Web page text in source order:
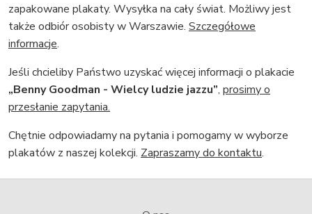
zapakowane plakaty. Wysyłka na cały świat. Możliwy jest
także odbiór osobisty w Warszawie. Szczegółowe
informacje.
Jeśli chcieliby Państwo uzyskać więcej informacji o plakacie
„Benny Goodman - Wielcy ludzie jazzu”, prosimy o
przesłanie zapytania.
Chętnie odpowiadamy na pytania i pomogamy w wyborze
plakatów z naszej kolekcji. Zapraszamy do kontaktu.